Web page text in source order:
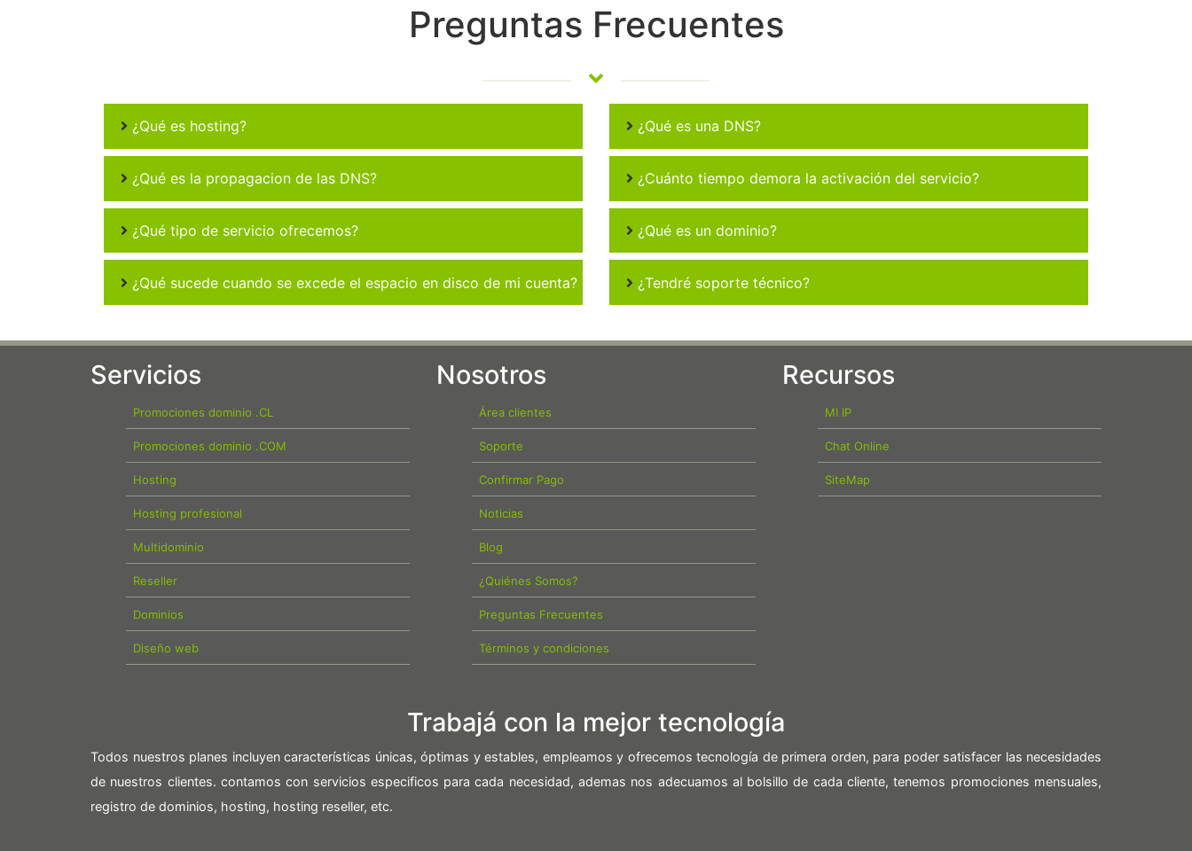
Preguntas Frecuentes
¿Qué es hosting?
¿Qué es la propagacion de las DNS?
¿Qué tipo de servicio ofrecemos?
¿Qué sucede cuando se excede el espacio en disco de mi cuenta?
¿Qué es una DNS?
¿Cuánto tiempo demora la activación del servicio?
¿Qué es un dominio?
¿Tendré soporte técnico?
Servicios
Promociones dominio .CL
Promociones dominio .COM
Hosting
Hosting profesional
Multidominio
Reseller
Dominios
Diseño web
Nosotros
Área clientes
Soporte
Confirmar Pago
Noticias
Blog
¿Quiénes Somos?
Preguntas Frecuentes
Términos y condiciones
Recursos
MI IP
Chat Online
SiteMap
Trabajá con la mejor tecnología
Todos nuestros planes incluyen características únicas, óptimas y estables, empleamos y ofrecemos tecnología de primera orden, para poder satisfacer las necesidades
de nuestros clientes. contamos con servicios especificos para cada necesidad, ademas nos adecuamos al bolsillo de cada cliente, tenemos promociones mensuales,
registro de dominios, hosting, hosting reseller, etc.